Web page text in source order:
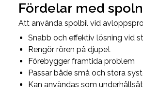
Fördelar med
Att använda spolbil vid
Snabb och effektiv lösning vid
Rengör rören på djupet
Förebygger framtida problem
Passar både små och stora
Kan användas som